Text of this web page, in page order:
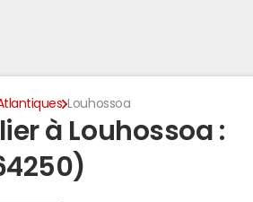
Louhossoa
à Louhossoa :